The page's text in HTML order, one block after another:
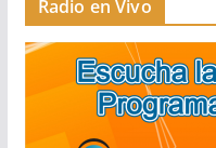
Radio en Vivo